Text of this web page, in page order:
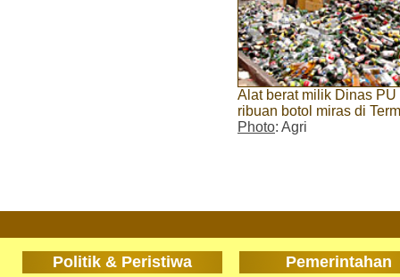
Alat berat milik Dinas
ribuan botol miras di
Photo: Agri
Politik & Peristiwa Pemerintahan